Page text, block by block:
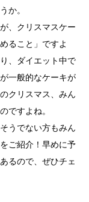
か。
、クリスマスケー
ること」ですよ
、ダイエット中で
一般的なケーキが
クリスマス、みん
ですよね。
うでない方もみん
ご紹介！早めに予
るので、ぜひチェ